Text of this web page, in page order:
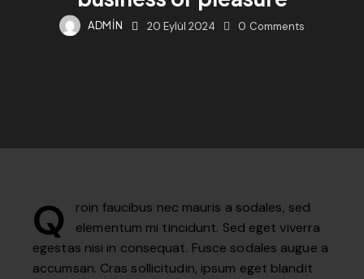
ADMIN 20 Eylül 2024 0 Comments
Q
roin faucibus nec mauris a sodales, sed
elementum mi tincidunt. Sed eget viverra
egestas nisi in consequat. Fusce sodales augue a
accumsan. Cras sollicitudin, ipsum eget blandit